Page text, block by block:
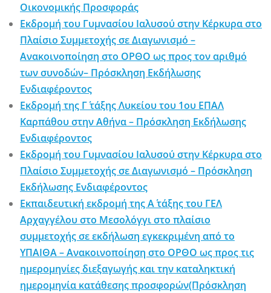
Οικονομικής Προσφοράς
Εκδρομή του Γυμνασίου Ιαλυσού στην Κέρκυρα στο
Πλαίσιο Συμμετοχής σε Διαγωνισμό –
Ανακοινοποίηση στο ΟΡΘΟ ως προς τον αριθμό
των συνοδών– Πρόσκληση Εκδήλωσης
Ενδιαφέροντος
Εκδρομή της Γ΄ τάξης Λυκείου του 1ου ΕΠΑΛ
Καρπάθου στην Αθήνα – Πρόσκληση Εκδήλωσης
Ενδιαφέροντος
Εκδρομή του Γυμνασίου Ιαλυσού στην Κέρκυρα στο
Πλαίσιο Συμμετοχής σε Διαγωνισμό – Πρόσκληση
Εκδήλωσης Ενδιαφέροντος
Εκπαιδευτική εκδρομή της Α΄ τάξης του ΓΕΛ
Αρχαγγέλου στο Μεσολόγγι στο πλαίσιο
συμμετοχής σε εκδήλωση εγκεκριμένη από το
ΥΠΑΙΘΑ – Ανακοινοποίηση στο ΟΡΘΟ ως προς τις
ημερομηνίες διεξαγωγής και την καταληκτική
ημερομηνία κατάθεσης προσφορών(Πρόσκληση